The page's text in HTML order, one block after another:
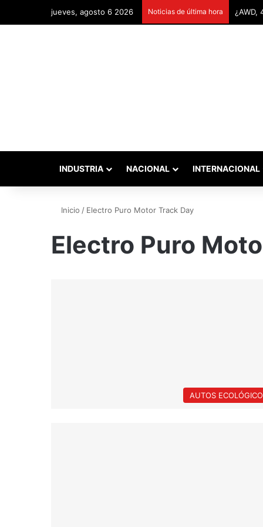
jueves, agosto 6 2026 Noticias de última hora
INDUSTRIA NACIONAL INTERNACIONAL
Inicio / Electro Puro Motor Track Day
Electro Puro
AUTOS